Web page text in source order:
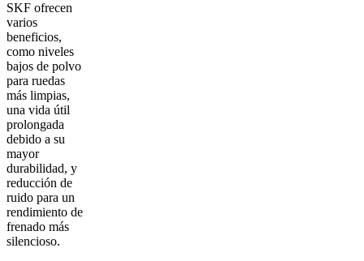
SKF ofrecen
varios
beneficios,
como niveles
bajos de polvo
para ruedas
más limpias,
una vida útil
prolongada
debido a su
mayor
durabilidad, y
reducción de
ruido para un
rendimiento de
frenado más
silencioso.